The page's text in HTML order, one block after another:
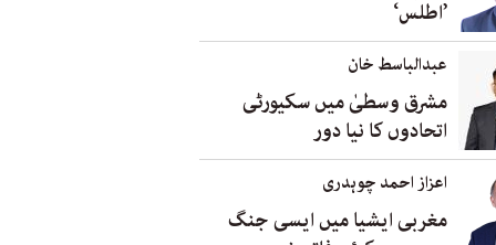
’اطلس‘
عبدالباسط خان
مشرق وسطیٰ میں سکیورٹی
اتحادوں کا نیا دور
اعزاز احمد چوہدری
مغربی ایشیا میں ایسی جنگ